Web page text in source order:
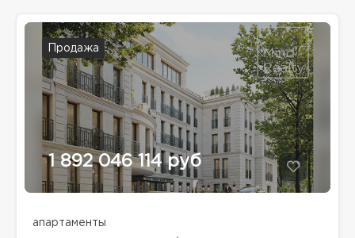
Продажа
1 892 046 114 руб
апартаменты